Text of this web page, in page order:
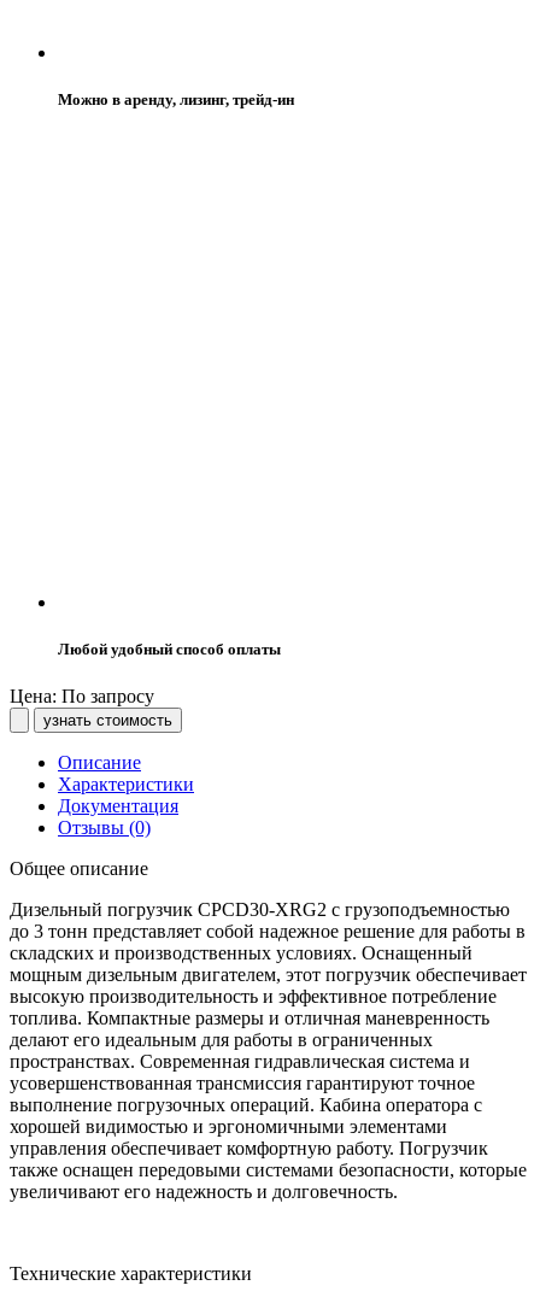
Можно в аренду, лизинг, трейд-ин
Любой удобный способ оплаты
Цена: По запросу
узнать стоимость
Описание
Характеристики
Документация
Отзывы (0)
Общее описание
Дизельный погрузчик CPCD30-XRG2 с грузоподъемностью
до 3 тонн представляет собой надежное решение для работы в
складских и производственных условиях. Оснащенный
мощным дизельным двигателем, этот погрузчик обеспечивает
высокую производительность и эффективное потребление
топлива. Компактные размеры и отличная маневренность
делают его идеальным для работы в ограниченных
пространствах. Современная гидравлическая система и
усовершенствованная трансмиссия гарантируют точное
выполнение погрузочных операций. Кабина оператора с
хорошей видимостью и эргономичными элементами
управления обеспечивает комфортную работу. Погрузчик
также оснащен передовыми системами безопасности, которые
увеличивают его надежность и долговечность.
Технические характеристики